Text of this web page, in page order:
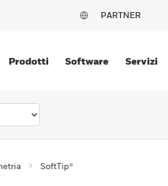
PARTNER
Prodotti Software Servizi
SoftTip®